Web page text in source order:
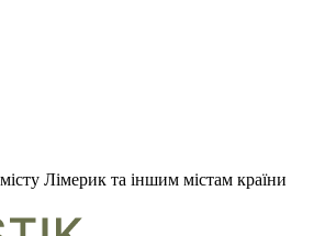
Лімерик та іншим містам країни